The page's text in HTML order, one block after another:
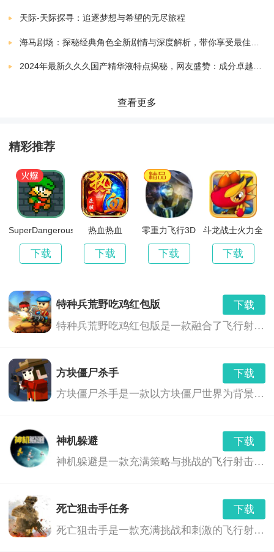
升级与进化：玩家可以通过击败敌人、完成任务和参与
术和装备，让角色变得更加强大。
场景与敌人：游戏中有各种各样的场景和敌人，每个场
景和敌人都具有独特的挑战和难度。玩家需要灵活运用
自己的技能和策略，才能战胜敌人。
游戏特色：
丰富的角色和技能：游戏中有许多不同的角色和技能，
每个角色都有自己独特的技能和忍术，让玩家在游戏中
精美的画面和音效：游戏采用了高质量的图像和音效，
多种玩法：除了传统的战斗玩法外，游戏还加入了任
务、探险、竞技等多种玩法，让玩家在游戏中体验到不
持续更新：游戏会不断更新内容和玩法，为玩家带来新
v1.0.0.1 407.06 MB
下载
火影忍者究极冲击内置菜单
火影忍者究极风暴4汉化版
火影忍者过马路
v1.1 81.52 MB
下载
火影忍者抽卡模拟器2024
v1.8 0.59 MB
下载
v1.1.001
火影忍者过马路最新版
v1.1 81.52 MB
下载
火影忍者亿忍集结
0.5.1 1770.00 MB
下载
火影忍者乱斗
火影忍者血继限界
v1.0.1 269.90 MB
下载
天际-天际探寻：追逐梦想与希望的无尽旅程
查看更多
精彩推荐
SuperDangerousDungeons
下载
热血热血
下载
零重力飞行3D
下载
斗龙战士火力全
下载
特种兵荒野吃鸡红包版
下载
特种兵荒野吃鸡红包版是一款融合了飞行射击、角色扮演和射击冒险等多种玩法的游戏。玩家将扮演一名特种兵，在荒野中展开一场刺激的生存之战。游戏中，玩家需要利用各种武器和技能，与敌人展开激烈的战斗，同时还要面对各种危险和挑战，如巨型boss、恶劣天气等。此外，游戏中还融入了红包奖励机制，玩家可以通过完成任务或击败敌人获得红包奖励，与其他玩家进行互动交流。
方块僵尸杀手
下载
方块僵尸杀手是一款以方块僵尸世界为背景的飞行射击游戏。在这个世界里，你需要面对不断涌现的僵尸，使用各种武器和道具，来保卫你的家园，寻找生存之路。
神机躲避
下载
神机躲避是一款充满策略与挑战的飞行射击游戏。玩家将扮演一位拥有神奇躲避技巧的英雄，在无尽的敌人与障碍中展开刺激的冒险。游戏以精美的画面、丰富的关卡和独特的角色设定，为玩家带来一场紧张刺激的射击体验。
死亡狙击手任务
下载
死亡狙击手是一款充满挑战和刺激的飞行射击游戏。玩家将扮演一名精英狙击手，在荒芜的星球上展开一场场惊心动魄的战斗。通过灵活操作狙击手，躲避敌人的攻击，同时利用各种武器和道具消灭敌人，完成各种任务。游戏画面精美，音效震撼，玩法丰富，是一款不可多得的射击游戏佳作。